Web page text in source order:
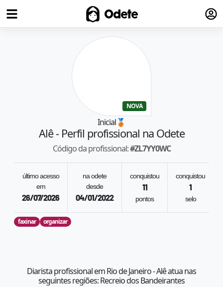
Odete
NOVA
Inicial🥉
Alê- Perfil profissional na Odete
Código da profissional:#ZL7YY0WC
último acesso
em
26/07/2026
na odete
desde
04/01/2022
conquistou
11
pontos
conquistou
1
selo
faxinar organizar
Diarista profissional em Rio de Janeiro - Alê atua nas
seguintes regiões: Recreio dos Bandeirantes